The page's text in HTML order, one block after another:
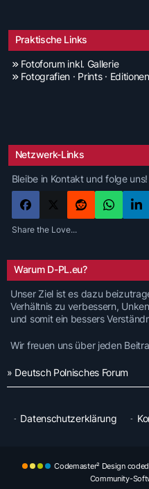
Praktische Links
Fotoforum inkl. Gallerie
Fotografien · Prints · Editionen
Netzwerk-Links
Bleibe in Kontakt und folge uns!
Share the Love...
Warum D-PL.eu?
Unser Ziel ist es dazu
Verhältnis zu verbessern,
und somit ein bessers
Wir freuen uns über jeden
» Deutsch Polnisches Forum
Datenschutzerklärung
Codemaster² Design
Community-